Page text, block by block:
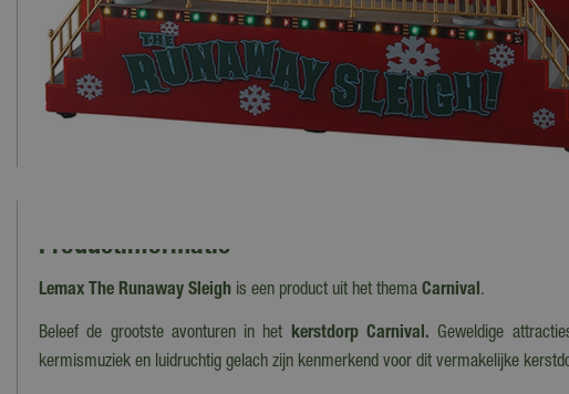
Productinformatie
Lemax The Runaway Sleigh is een product uit het thema Carnival.
Beleef de grootste avonturen in het kerstdorp Carnival. Geweldige
kermismuziek en luidruchtig gelach zijn kenmerkend voor dit vermakelijke